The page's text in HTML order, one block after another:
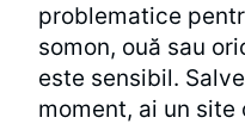
problematice
somon, ouă sau
este sensibil.
moment, ai un